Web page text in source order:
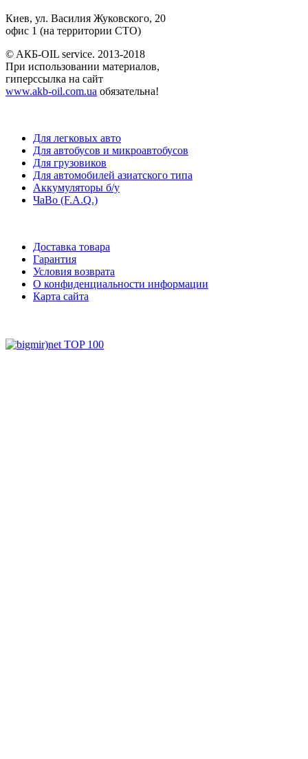
Киев, ул. Василия Жуковского, 20
офис 1 (на территории СТО)
© AКБ-OIL service. 2013-2018
При использовании материалов,
гиперссылка на сайт
www.akb-oil.com.ua обязательна!
Для легковых авто
Для автобусов и микроавтобусов
Для грузовиков
Для автомобилей азиатского типа
Аккумуляторы б/у
ЧаВо (F.A.Q.)
Доставка товара
Гарантия
Условия возврата
О конфиденциальности информации
Карта сайта